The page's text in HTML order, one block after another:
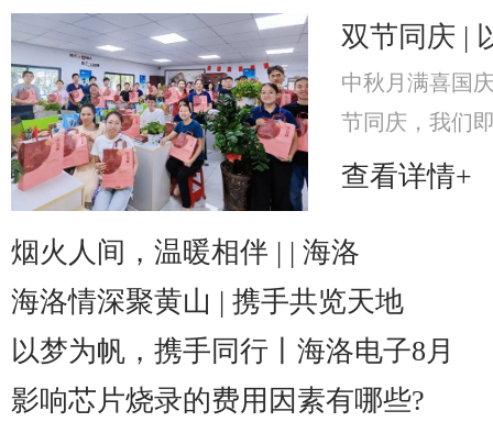
中秋月满喜国
节同庆，我们
至2025年10月
美心月饼礼
查看详情+
烟火人间，温暖相伴 | | 海洛
海洛情深聚黄山 | 携手共览天地
以梦为帆，携手同行丨海洛电子8月
影响芯片烧录的费用因素有哪些?